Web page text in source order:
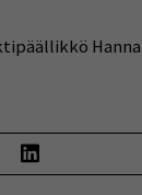
Hanna